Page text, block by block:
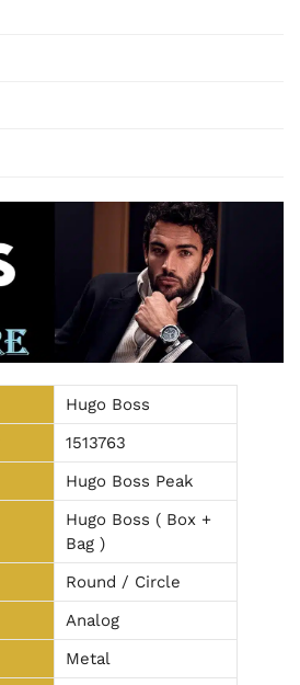
Hugo Boss
1513763
Hugo Boss Peak
Hugo Boss ( Box +
Bag )
Round / Circle
Analog
Metal